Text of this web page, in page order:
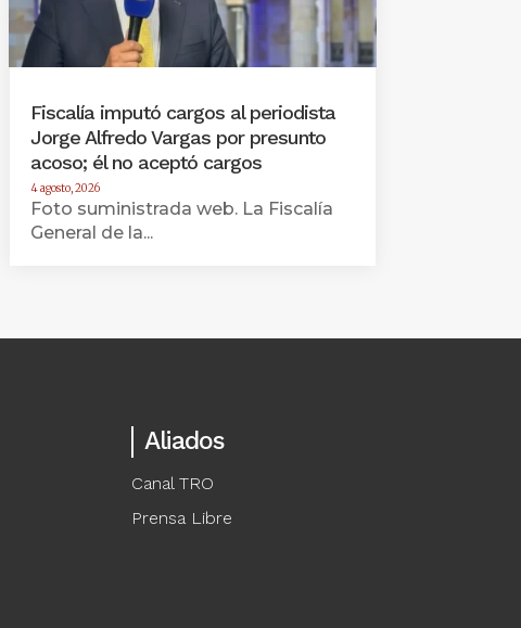
Fiscalía imputó cargos al periodista
Jorge Alfredo Vargas por presunto
acoso; él no aceptó cargos
4 agosto, 2026
Foto suministrada web. La Fiscalía
General de la...
Aliados
Canal TRO
Prensa Libre